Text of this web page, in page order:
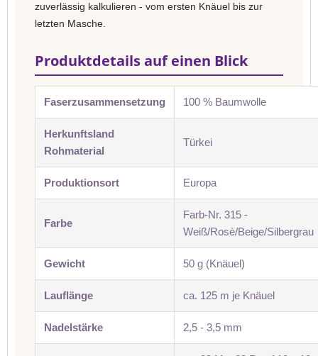
zuverlässig kalkulieren - vom ersten Knäuel bis zur
letzten Masche.
Produktdetails auf einen Blick
Faserzusammensetzung 100 % Baumwolle
Herkunftsland
Rohmaterial
Türkei
Produktionsort Europa
Farbe
Farb-Nr. 315 -
Weiß/Rosè/Beige/Silbergrau
Gewicht 50 g (Knäuel)
Lauflänge ca. 125 m je Knäuel
Nadelstärke 2,5 - 3,5 mm